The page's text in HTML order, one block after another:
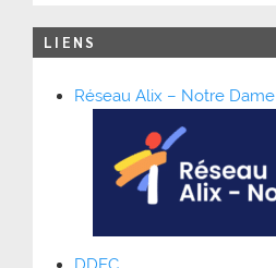
LIENS
Réseau Alix – Notre Dame